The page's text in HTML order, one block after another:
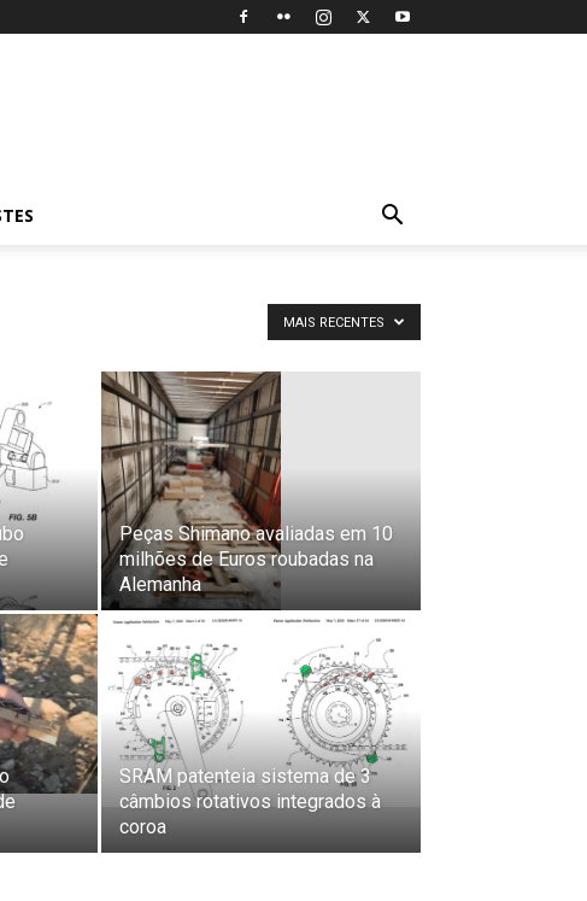
MAIS RECENTES
Peças Shimano avaliadas em 10
milhões de Euros roubadas na
Alemanha
SRAM patenteia sistema de 3
câmbios rotativos integrados à
coroa